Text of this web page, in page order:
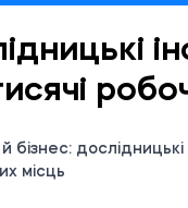
бізнес:
місць